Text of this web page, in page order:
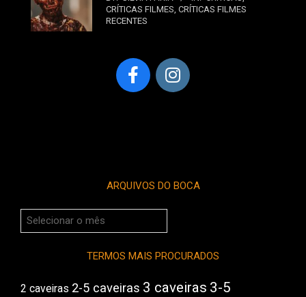
CRÍTICAS FILMES, CRÍTICAS FILMES
RECENTES
ARQUIVOS DO BOCA
Arquivos
do
TERMOS MAIS PROCURADOS
2 caveiras 2-5 caveiras 3 caveiras 3-5